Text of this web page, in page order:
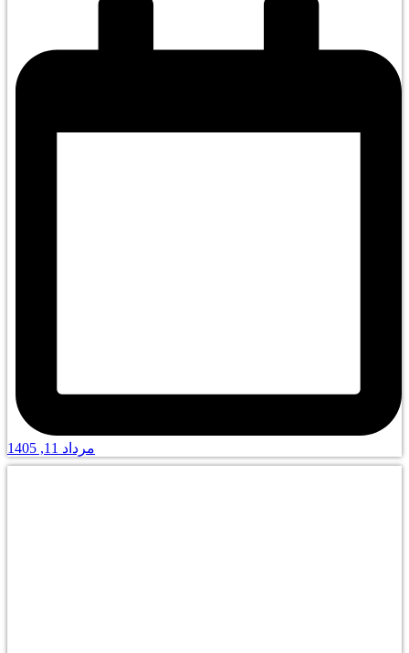
مرداد 11, 1405